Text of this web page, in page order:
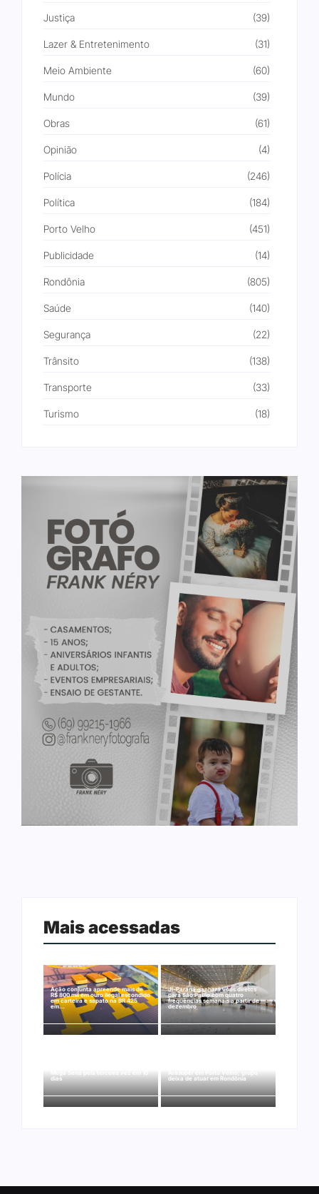
Justiça (39)
Lazer & Entretenimento (31)
Meio Ambiente (60)
Mundo (39)
Obras (61)
Opinião (4)
Polícia (246)
Política (184)
Porto Velho (451)
Publicidade (14)
Rondônia (805)
Saúde (140)
Segurança (22)
Trânsito (138)
Transporte (33)
Turismo (18)
Mais acessadas
Ação conjunta apreende mais de
R$ 800 mil em ouro ilegal escondido
em carteira e sapato na BR 425
em…
Ji-Paraná ganhará voos diretos
para São Paulo com quatro
frequências semanais a partir de
dezembro
Mega Sena pela terceira vez em 10
dias
Arasuper em Porto Velho; grupo
deixa de atuar em Rondônia